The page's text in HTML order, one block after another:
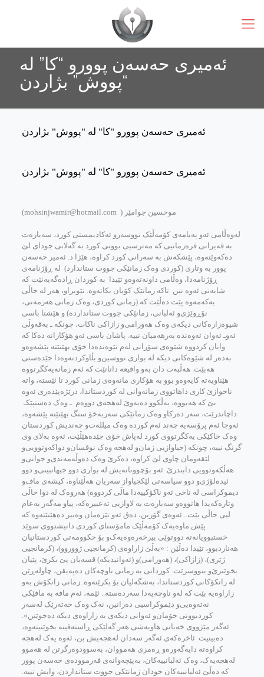
ئه‌میری حه‌سه‌ن پوورو “کا” له‌
“پووش” بژاردن
ئه‌میری حه‌سه‌ن پوورو "کا" له‌ "پووش" بژاردن
ئه‌میری حه‌سه‌ن پوورو "کا" له‌ "پووش" بژاردن
موحسین جوامێر ( mohsinjwamir@hotmail.com)
له‌وه‌ڵامی ئه‌و په‌یامه‌ی کۆمه‌ڵێک نووسه‌ر‌و ئه‌کادیمستی کورد، سه‌باره‌ت
به‌ قه‌یرانی فره‌زمانیی که‌ مه‌ترسیی بوونی کورد به‌ گه‌لانی جودای لێ
ده‌که‌وێته‌وه، پێشکه‌ش به‌ سه‌رانی کورد کراوه، هێژا د. ئه‌میر حه‌سه‌ن
پوور به‌ وتاری (کوردی وه‌ک زمانێکی جووت ستاندارد) له‌ ڕۆژنامه‌ی
ڕۆژنامه‌دا، وه‌ڵامی داونه‌ته‌وه‌‌و تێیدا به‌ کوردان ڕاده‌گه‌یه‌نێت که‌
شایه‌نی ئه‌وه‌ نین تاکه‌ زمانێک کۆیان بکاته‌وه‌. نێوبراو، هه‌ر له‌ خاڵی
یه‌که‌مه‌وه‌ پێت ده‌ڵێت که‌ (زمانی کوردی، وه‌ک زمانی هه‌رمه‌نی،
نۆڕوێژی‌و ئه‌لبانی، زمانێکی جووت ستاندارده‌)‌ و هێشتا باسی
شیوه‌زاره‌کانی دیکه‌ی وه‌ک هه‌ورامی‌و زازاکی ناکات، چونکه ـ به‌قه‌وڵی
ئه‌وـ ئه‌وان‌ ئه‌وه‌نده‌ به‌رهه‌میان نییه‌. پاشان باسی ئه‌و هۆکارانه‌ ده‌کا که‌
وایان کردووه‌ شێوه‌ی سۆرانی له‌م نێوه‌نده‌دا خۆی بهێنێته‌ پێشه‌وه‌‌و
به‌ده‌ر له‌ شێوه‌کانی دیکه‌ له‌ بواری نووسین‌و بڵاوکردنه‌وه‌دا جێده‌ستی
هه‌بێت. هه‌ڵبه‌ت دان به‌و واقیعه‌ دانانێت که‌ ئه‌م زمانه‌یه‌کگرتووه‌
هێناویه‌ته‌ کایه‌وه‌‌و بوو به‌ هۆکاری مانه‌وه‌ی زمانی کورد تا ئێسته‌، واته‌
ناخوازێ‌ کاری داهاتووی زمانه‌وانی له‌ کوردستاندا، درێژه‌پێده‌ری ئه‌وه‌
بێ‌ که‌ هه‌بووه‌، به‌ڵکوو ده‌یه‌وێ‌ له‌هجه‌ی دووه‌م ـ وه‌ک ده‌ستپێکـ
داچاندرێت، سه‌ر ده‌رکا‌و وه‌ک زمانێکی سه‌ربه‌خۆ سنگ بهێنێته‌ پێشه‌وه‌،
ئه‌وجا ئه‌م پرۆسه‌یه‌ چه‌ند ئه‌م کورده‌ وه‌ک میلله‌ت‌و چه‌ندیش کوردستان
وه‌ک خاکێکی یه‌کگرتووی کورد له‌پاش خۆی جێده‌هێڵێت، ئه‌وه به‌لای وی
گرنگ نییه‌، چونکه‌ (جیاوازیی زمان‌و له‌هجه‌ وه‌ک نوقسان‌و دواکه‌وتوویی‌و
لێقه‌ومان چاوی لێ کراوه‌، ده‌کرێ‌ وه‌ک ده‌وڵه‌مه‌ندی‌و جوانی‌و
هه‌ڵکه‌وتوویی دابندرێ‌. ئه‌و بۆچوونانه‌یش له‌ بواری دوو جیهانبینی‌و دوو
ئیده‌لۆژی‌و دوو سیاسه‌تی لێکجیاواز سه‌ریان هه‌ڵێناوه‌، کیشه‌ی ماف‌و
دیموکراسی له‌ ناخی ئه‌و ناکۆکییه‌دا ماڵی کردووه‌) هه‌روه‌ک له‌ دوا خاڵی
وتاره‌که‌یدا هاتووه‌‌و سه‌باره‌ت به‌ لاوازیی ته‌عبیره‌که،‌ پیاو مه‌گه‌ر به‌عام
لیی حاڵی بێت.. ئه‌وه‌ی گۆرین، ده‌ق ئه‌و تێزه‌مان وه‌بیر ده‌هێنێته‌وه‌ که‌
پێش ماوه‌یه‌ک کۆمه‌ڵێک مامۆستای کوردی دانیشتووی سوێد
خستبوویانه‌ته‌ دووتوێی بیرخه‌ره‌وه‌یه‌ک‌و بۆ حکوومه‌تی کوردستانیان
هه‌ناردبوو، تێیدا ده‌ڵێن : «به‌ڵێ‌ زاراوه‌ی (کرمانجیی ژووروو)، (کرمانجیی
ژێری)، (زازاکی)، (هه‌ورامی)‌و (ئه‌وانیدیکه‌) قسه‌یان پێ‌ بکرێ‌، پێیان
بخوێنرێ‌‌و بنووسرێت. کوردانی به‌ زمانی ناوچه‌کان ده‌په‌یڤن، چاوله‌ڕێن
له‌ زانکۆکانی کوردستاندا، به‌شگه‌لیان بۆ بکرێنه‌وه‌. زمانی زانکۆش به‌و
زاراوه‌یه‌ بێت که‌ له‌و ناوچه‌یه‌دا سه‌رده‌سته‌.. ئێمه‌، ئه‌م مافه‌ به‌ مافێکی
نه‌ته‌وه‌یی‌و دێموکراسیی ده‌زانین، نه‌ک وه‌ک خه‌ته‌رێک له‌سه‌ر
کوردبوونی خۆمان‌و ئه‌وانی دیکه‌ی به‌ زاراوه‌ی دیکه‌ ده‌خوێنن».
ئه‌گه‌ر مێژووی خه‌باتی هاوبه‌شی هه‌ر گه‌لێکی ڕاسته‌قینه‌ بخوێنیته‌وه‌،
ده‌بینیت ئاخره‌که‌ی ئه‌گه‌ر سه‌دان له‌هجه‌یش بن، ئه‌وه‌ یه‌ک له‌هجه‌
کراوه‌ته‌ دایه‌گه‌وره‌‌و ڕه‌مزی هه‌مووان، به‌سوودوه‌رگرتن له‌ هه‌موو
له‌هجه‌یه‌ک، وه‌ک ئه‌لبانییه‌کان، به‌پێچه‌وانه‌ی فه‌رمووده‌ی حه‌سه‌ن پوور
که‌ ده‌ڵێ ئه‌لبانییه‌کان خودان زمانێکی جووت ستانداردن، وایش نییه‌.